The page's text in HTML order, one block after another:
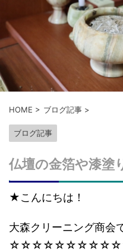
HOME > ブログ記事 >
ブログ記事
仏壇の金箔や漆塗
★こんにちは！
大森クリーニング商会